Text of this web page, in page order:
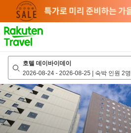
page
호텔 데이바이데이
2026-08-24 - 2026-08-25 | 숙박 인원 2명